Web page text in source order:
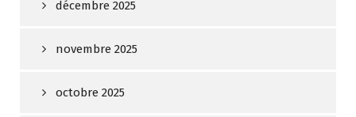
décembre 2025
novembre 2025
octobre 2025